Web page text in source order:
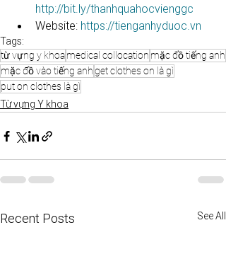
http://bit.ly/thanhquahocvienggc​​​​​
Website: https://tienganhyduoc.vn
Tags:
từ vựng y khoamedical collocation mặc đồ tiếng anh
mặc đồ vào tiếng anhget clothes on là gì
put on clothes là gì
Từ vựng Y khoa
Recent Posts See All